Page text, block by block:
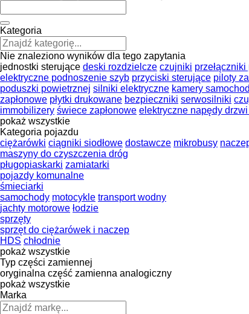
Kategoria
Nie znaleziono wyników dla tego zapytania
jednostki sterujące deski rozdzielcze czujniki
elektryczne podnoszenie szyb przyciski sterujące piloty
poduszki powietrznej silniki elektryczne kamery
zapłonowe płytki drukowane bezpieczniki serwosilniki
immobilizery świece zapłonowe elektryczne napędy
pokaż wszystkie
Kategoria pojazdu
ciężarówki ciągniki siodłowe dostawcze mikrobusy
maszyny do czyszczenia dróg
pługopiaskarki zamiatarki
pojazdy komunalne
śmieciarki
samochody motocykle transport wodny
jachty motorowe łodzie
sprzęty
sprzęt do ciężarówek i naczep
HDS chłodnie
pokaż wszystkie
Typ części zamiennej
oryginalna część zamienna analogiczny
pokaż wszystkie
Marka